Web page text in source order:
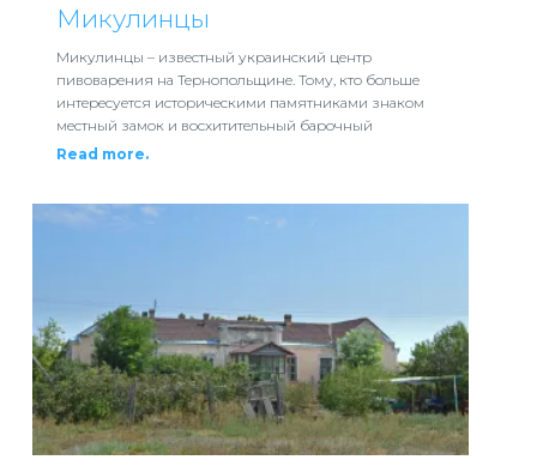
Микулинцы
Микулинцы – известный украинский центр
пивоварения на Тернопольщине. Тому, кто больше
интересуется историческими памятниками знаком
местный замок и восхитительный барочный
Read more.